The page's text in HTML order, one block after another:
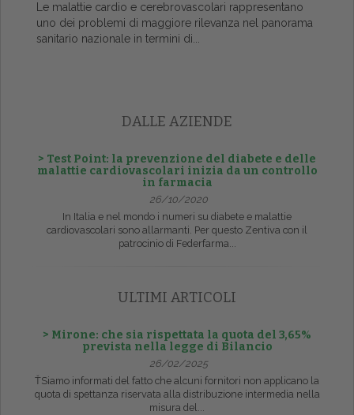
Le malattie cardio e cerebrovascolari rappresentano
uno dei problemi di maggiore rilevanza nel panorama
sanitario nazionale in termini di...
DALLE AZIENDE
> Test Point: la prevenzione del diabete e delle
malattie cardiovascolari inizia da un controllo
in farmacia
26/10/2020
In Italia e nel mondo i numeri su diabete e malattie
cardiovascolari sono allarmanti. Per questo Zentiva con il
patrocinio di Federfarma...
ULTIMI ARTICOLI
> Mirone: che sia rispettata la quota del 3,65%
prevista nella legge di Bilancio
26/02/2025
ŤSiamo informati del fatto che alcuni fornitori non applicano la
quota di spettanza riservata alla distribuzione intermedia nella
misura del...